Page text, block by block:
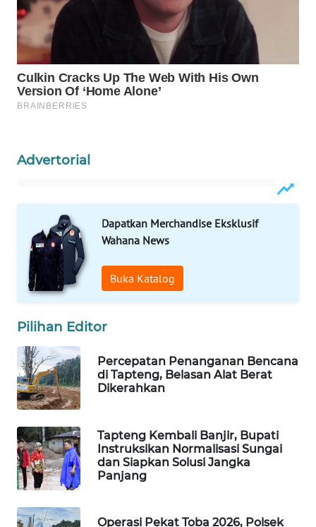
Advertorial
Dapatkan Merchandise Eksklusif
Wahana News
Buka Katalog
Pilihan Editor
Percepatan Penanganan Bencana
di Tapteng, Belasan Alat Berat
Dikerahkan
Tapteng Kembali Banjir, Bupati
Instruksikan Normalisasi Sungai
dan Siapkan Solusi Jangka
Panjang
Operasi Pekat Toba 2026, Polsek
WAHANA
Wahana
Network
KONSUMEN
LISTRIK
KELISTRIKAN
MAWAKA
ID
MARTABAT
PLN
WATCH
MKLI
LPKKI
LKKI
KOPEKLIN